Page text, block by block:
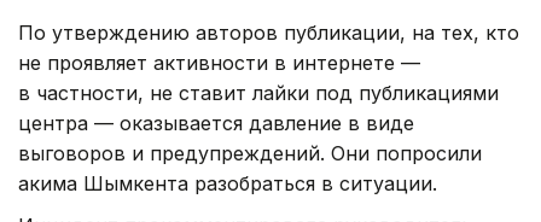
По утверждению авторов публикации, на тех, кто
не проявляет активности в интернете —
в частности, не ставит лайки под публикациями
центра — оказывается давление в виде
выговоров и предупреждений. Они попросили
акима Шымкента разобраться в ситуации.